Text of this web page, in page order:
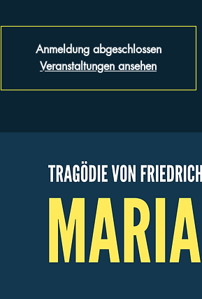
Anmeldung abgeschlossen
Veranstaltungen ansehen